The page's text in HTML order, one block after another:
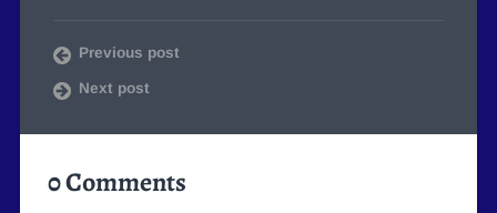
Previous post
Next post
0 Comments